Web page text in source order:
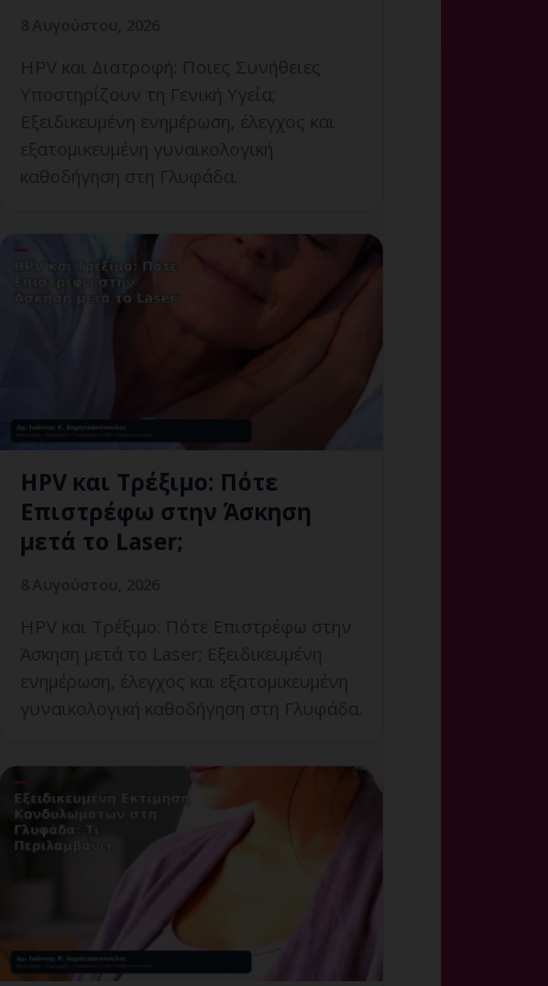
HPV και Διατροφή: Ποιες Συνήθειες
Υποστηρίζουν τη Γενική Υγεία;
Εξειδικευμένη ενημέρωση, έλεγχος και
εξατομικευμένη γυναικολογική
καθοδήγηση στη Γλυφάδα.
HPV και Τρέξιμο: Πότε
Επιστρέφω στην Άσκηση
μετά το Laser;
HPV και Τρέξιμο: Πότε Επιστρέφω στην
Άσκηση μετά το Laser; Εξειδικευμένη
ενημέρωση, έλεγχος και εξατομικευμένη
γυναικολογική καθοδήγηση στη Γλυφάδα.